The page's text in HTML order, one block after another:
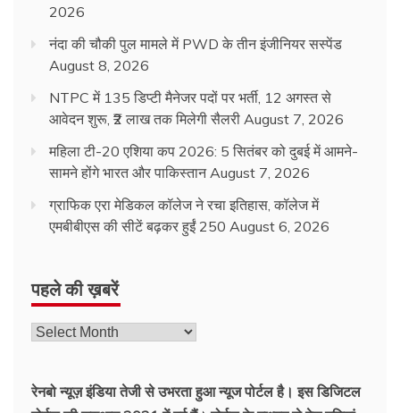
2026
नंदा की चौकी पुल मामले में PWD के तीन इंजीनियर सस्पेंड
August 8, 2026
NTPC में 135 डिप्टी मैनेजर पदों पर भर्ती, 12 अगस्त से
आवेदन शुरू, ₹2 लाख तक मिलेगी सैलरी August 7, 2026
महिला टी-20 एशिया कप 2026: 5 सितंबर को दुबई में आमने-
सामने होंगे भारत और पाकिस्तान August 7, 2026
ग्राफिक एरा मेडिकल कॉलेज ने रचा इतिहास, कॉलेज में
एमबीबीएस की सीटें बढ़कर हुईं 250 August 6, 2026
पहले की ख़बरें
पहले
रेनबो न्यूज़ इंडिया तेजी से उभरता हुआ न्‍यूज पोर्टल है। इस डिजिटल